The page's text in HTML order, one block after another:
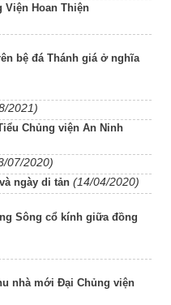
Viện Hoan Thiện
bệ đá Thánh giá ở nghĩa
2021)
Chủng viện An Ninh
07/2020)
ngày di tản (14/04/2020)
Sông cổ kính giữa đồng
nhà mới Đại Chủng viện